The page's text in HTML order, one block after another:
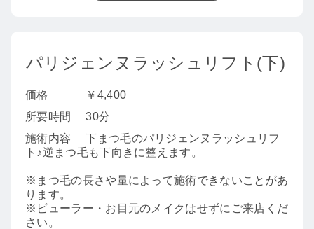
パリジェンヌラッシュリフト(下)
価格
￥4,400
所要時間
30分
施術内容
下まつ毛のパリジェンヌラッシュリフ
ト♪逆まつ毛も下向きに整えます。
※まつ毛の長さや量によって施術できないことがあ
ります。
※ビューラー・お目元のメイクはせずにご来店くだ
さい。